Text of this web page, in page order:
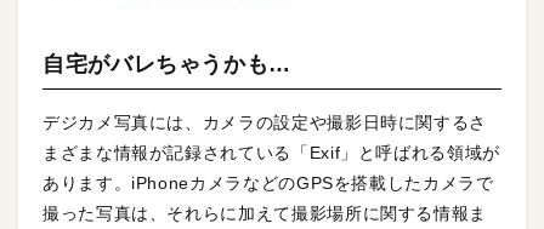
自宅がバレちゃうかも…
デジカメ写真には、カメラの設定や撮影日時に関するさ
まざまな情報が記録されている「Exif」と呼ばれる領域が
あります。iPhoneカメラなどのGPSを搭載したカメラで
撮った写真は、それらに加えて撮影場所に関する情報ま